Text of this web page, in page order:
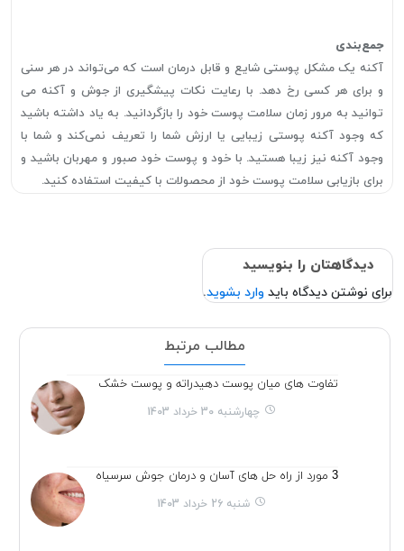
جمع‌بندی
آکنه یک مشکل پوستی شایع و قابل درمان است که می‌تواند در هر سنی
و برای هر کسی رخ دهد. با رعایت نکات پیشگیری از جوش و آکنه می
توانید به مرور زمان سلامت پوست خود را بازگردانید. به یاد داشته باشید
که وجود آکنه پوستی زیبایی یا ارزش شما را تعریف نمی‌کند و شما با
وجود آکنه نیز زیبا هستید. با خود و پوست خود صبور و مهربان باشید و
برای بازیابی سلامت پوست خود از محصولات با کیفیت استفاده کنید.
دیدگاهتان را بنویسید
برای نوشتن دیدگاه باید وارد بشوید.
مطالب مرتبط
تفاوت های میان پوست دهیدراته و پوست خشک
چهارشنبه 30 خرداد 1403
3 مورد از راه حل های آسان و درمان جوش سرسیاه
شنبه 26 خرداد 1403